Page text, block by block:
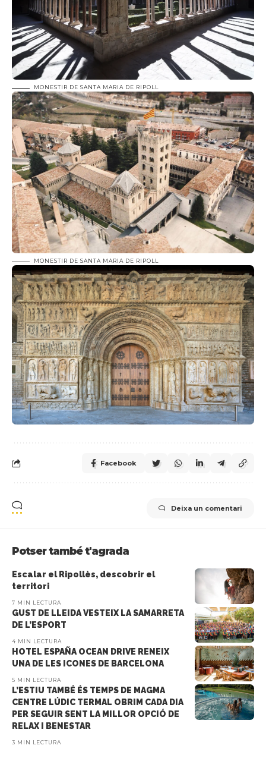
MONESTIR DE SANTA MARIA DE RIPOLL
MONESTIR DE SANTA MARIA DE RIPOLL
Facebook
Deixa un comentari
Potser també t'agrada
Escalar el Ripollès, descobrir el
territori
7 MIN LECTURA
GUST DE LLEIDA VESTEIX LA SAMARRETA
DE L’ESPORT
4 MIN LECTURA
HOTEL ESPAÑA OCEAN DRIVE RENEIX
UNA DE LES ICONES DE BARCELONA
5 MIN LECTURA
L’ESTIU TAMBÉ ÉS TEMPS DE MAGMA
CENTRE LÚDIC TERMAL OBRIM CADA DIA
PER SEGUIR SENT LA MILLOR OPCIÓ DE
RELAX I BENESTAR
3 MIN LECTURA